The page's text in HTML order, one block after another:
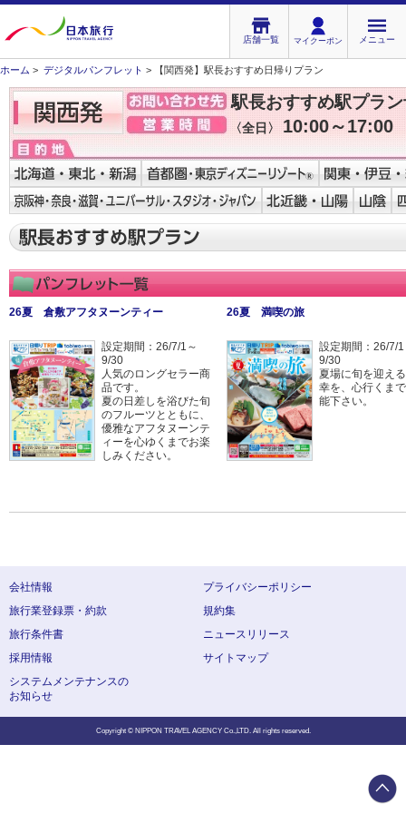
店舗一覧 マイクーポン メニュー
ホーム > デジタルパンフレット > 【関西発】駅長おすすめ日帰りプラン
駅長おすすめ駅プラ
〈全日〉 10:00～17:00
26夏 倉敷アフタヌーンティー 26夏 満喫の旅
設定期間：26/7/1～
9/30
人気のロングセラー商
品です。
夏の日差しを浴びた旬
のフルーツとともに、
優雅なアフタヌーンテ
ィーを心ゆくまでお楽
しみください。
設定期間：26/7/
9/30
夏場に旬を迎え
幸を、心行くま
能下さい。
会社情報
プライバシーポリシー
旅行業登録票・約款
規約集
旅行条件書
ニュースリリース
採用情報
サイトマップ
システムメンテナンスの
お知らせ
Copyright © NIPPON TRAVEL AGENCY Co.,LTD. All rights reserved.